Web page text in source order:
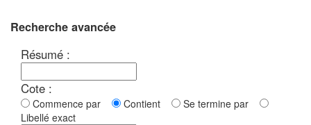
Recherche avancée
Résumé :
Cote :
Commence par Contient
Se termine par
Libellé exact